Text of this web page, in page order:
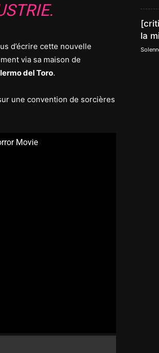
d’écrire cette nouvelle
via sa maison de
del Toro.
une convention de sorcières
Movie
la